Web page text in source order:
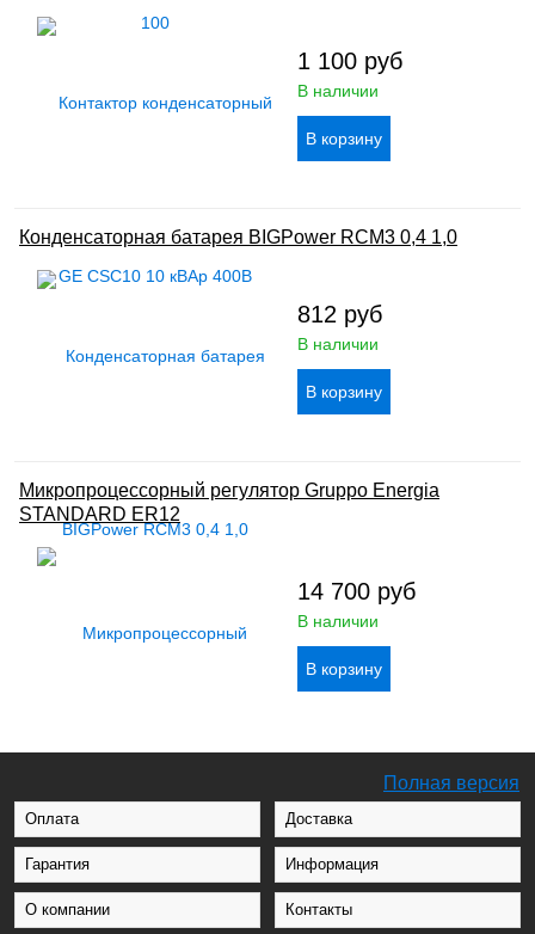
1 100 руб
В наличии
Конденсаторная батарея BIGPower RCM3 0,4 1,0
812 руб
В наличии
Микропроцессорный регулятор Gruppo Energia
STANDARD ER12
14 700 руб
В наличии
Полная версия
Оплата Доставка
Гарантия Информация
О компании Контакты